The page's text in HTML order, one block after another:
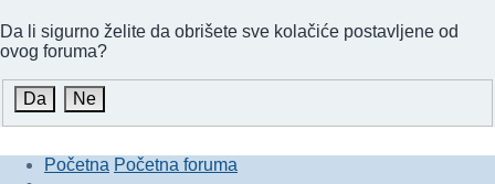
Da li sigurno želite da obrišete sve kolačiće postavljene od
ovog foruma?
Početna Početna foruma